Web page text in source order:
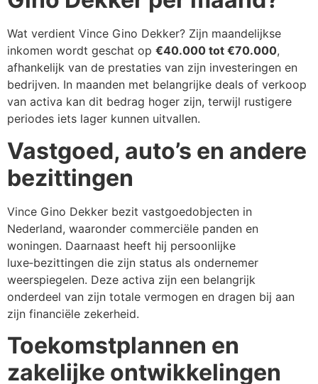
Wat verdient Vince Gino Dekker? Zijn maandelijkse
inkomen wordt geschat op €40.000 tot €70.000,
afhankelijk van de prestaties van zijn investeringen en
bedrijven. In maanden met belangrijke deals of verkoop
van activa kan dit bedrag hoger zijn, terwijl rustigere
periodes iets lager kunnen uitvallen.
Vastgoed, auto’s en andere
bezittingen
Vince Gino Dekker bezit vastgoedobjecten in
Nederland, waaronder commerciële panden en
woningen. Daarnaast heeft hij persoonlijke
luxe‑bezittingen die zijn status als ondernemer
weerspiegelen. Deze activa zijn een belangrijk
onderdeel van zijn totale vermogen en dragen bij aan
zijn financiële zekerheid.
Toekomstplannen en
zakelijke ontwikkelingen